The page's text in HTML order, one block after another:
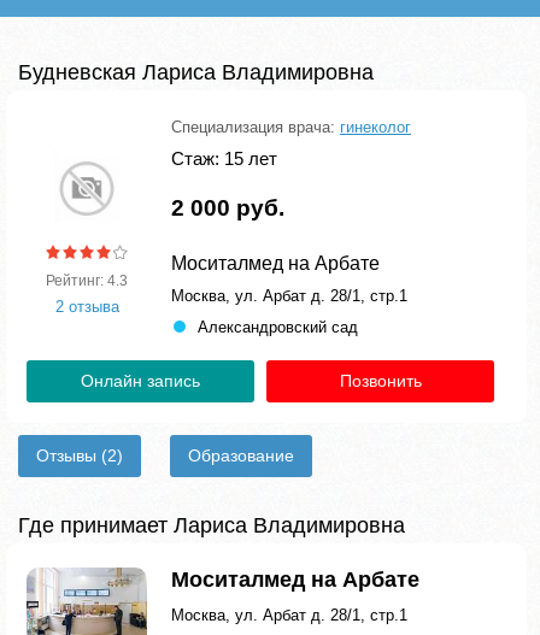
Будневская Лариса Владимировна
Рейтинг: 4.3
2 отзыва
Специализация врача: гинеколог
Стаж: 15 лет
2 000 руб.
Моситалмед на Арбате
Москва, ул. Арбат д. 28/1, стр.1
Александровский сад
Онлайн запись Позвонить
Отзывы (2) Образование
Где принимает Лариса Владимировна
Моситалмед на Арбате
Москва, ул. Арбат д. 28/1, стр.1